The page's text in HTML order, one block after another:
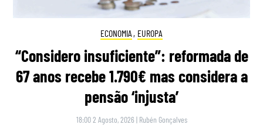
ECONOMIA , EUROPA
“Considero insuficiente”: reformada de
67 anos recebe 1.790€ mas considera a
pensão ‘injusta’
18:00 2 Agosto, 2026 | Rubén Gonçalves